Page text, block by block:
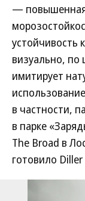
— повышенная
устойчивость
визуально, по
имитирует
в частности,
в парке
The Broad в
готовило